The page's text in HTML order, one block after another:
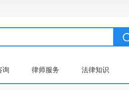
询 律师服务 法律知识